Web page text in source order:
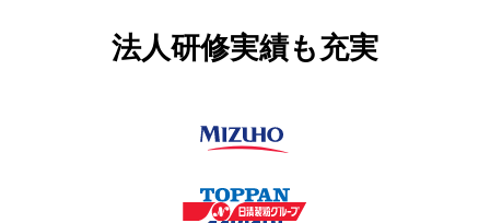
法人研修実績も充実